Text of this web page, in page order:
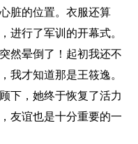
脏的位置。衣服还算
进行了军训的开幕式。
然晕倒了！起初我还不
我才知道那是王筱逸。
下，她终于恢复了活力
友谊也是十分重要的一